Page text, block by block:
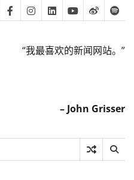
FacebookInstagram
LinkedinYoutube
Weibo
“我最喜欢的新闻网站。”
– John Grisser